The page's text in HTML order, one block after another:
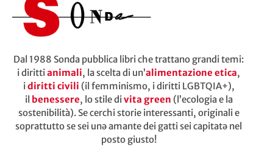
Dal 1988 Sonda pubblica libri che trattano grandi temi:
i dirittianimali, la scelta di un’alimentazione etica,
idiritti civili (il femminismo, i diritti LGBTQIA+),
il benessere, lo stile divita green (l’ecologia e la
sostenibilità). Se cerchi storie interessanti, originali e
soprattutto se sei unə amante dei gatti sei capitatə nel
posto giusto!